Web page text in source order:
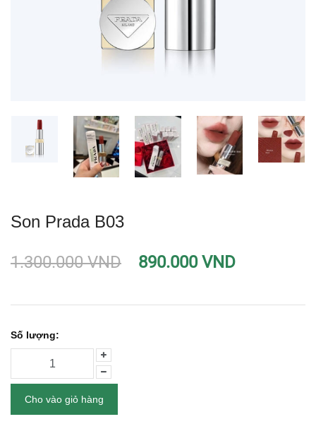
Son Prada B03
1.300.000 VND 890.000 VND
Số lượng:
Cho vào giỏ hàng